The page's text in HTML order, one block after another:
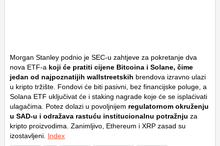
Morgan Stanley podnio je SEC-u zahtjeve za pokretanje dva
nova ETF-a koji će pratiti cijene Bitcoina i Solane, čime
jedan od najpoznatijih wallstreetskih brendova izravno ulazi
u kripto tržište. Fondovi će biti pasivni, bez financijske poluge, a
Solana ETF uključivat će i staking nagrade koje će se isplaćivati
ulagačima. Potez dolazi u povoljnijem regulatornom okruženju
u SAD-u i odražava rastuću institucionalnu potražnju za
kripto proizvodima. Zanimljivo, Ethereum i XRP zasad su
izostavljeni. Index